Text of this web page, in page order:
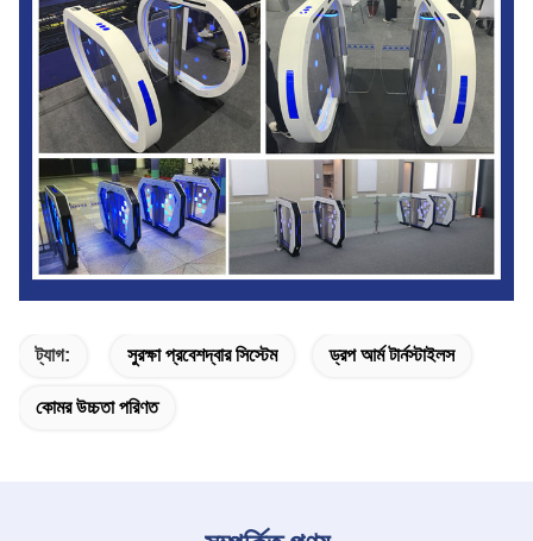
ট্যাগ: সুরক্ষা প্রবেশদ্বার সিস্টেম ড্রপ আর্ম টার্নস্টাইলস
কোমর উচ্চতা পরিণত